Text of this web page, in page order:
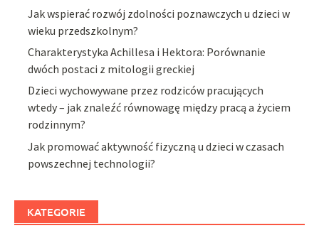
Jak wspierać rozwój zdolności poznawczych u dzieci w
wieku przedszkolnym?
Charakterystyka Achillesa i Hektora: Porównanie
dwóch postaci z mitologii greckiej
Dzieci wychowywane przez rodziców pracujących
wtedy – jak znaleźć równowagę między pracą a życiem
rodzinnym?
Jak promować aktywność fizyczną u dzieci w czasach
powszechnej technologii?
KATEGORIE